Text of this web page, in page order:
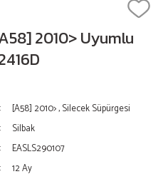
2010> Uyumlu
[A58] 2010>,Silecek Süpürgesi
Silbak
EASLS290107
12 Ay